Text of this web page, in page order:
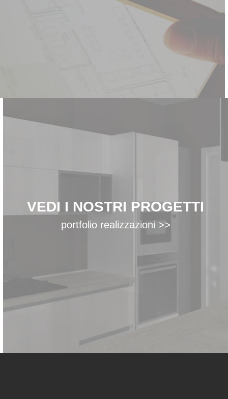
VEDI I NOSTRI PROGETTI
portfolio realizzazioni >>